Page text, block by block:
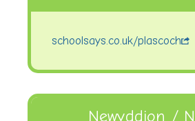
schoolsays.co.uk/plascoch
Newyddion /